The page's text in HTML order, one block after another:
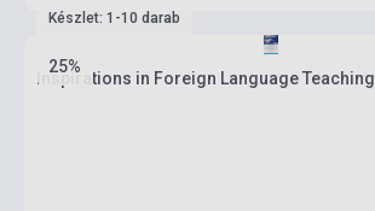
25%
Készlet: 1-10 darab
Inspirations in Foreign Language Teaching